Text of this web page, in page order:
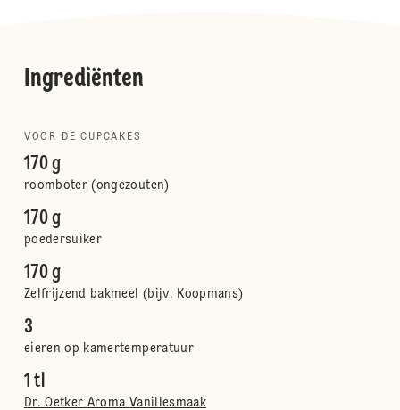
Ingrediënten
VOOR DE CUPCAKES
170 g
roomboter (ongezouten)
170 g
poedersuiker
170 g
Zelfrijzend bakmeel (bijv. Koopmans)
3
eieren op kamertemperatuur
1 tl
Dr. Oetker Aroma Vanillesmaak